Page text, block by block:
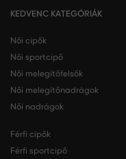
KEDVENC KATEGÓRIÁK
Női cipők
Női sportcipő
Női melegítőfelsők
Női melegítőnadrágok
Női nadrágok
Férfi cipők
Férfi sportcipő